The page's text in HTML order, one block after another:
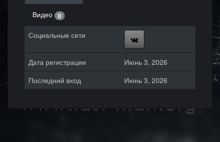
Видео 0
Социальные сети
Дата регистрации
Июнь 3, 2026
Последний вход
Июнь 3, 2026